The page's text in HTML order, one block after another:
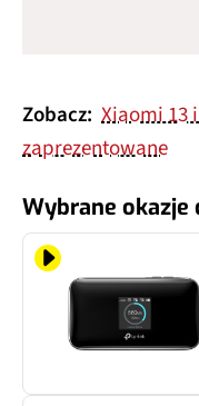
Zobacz: Xiaomi 13
zaprezentowane
Wybrane okazje